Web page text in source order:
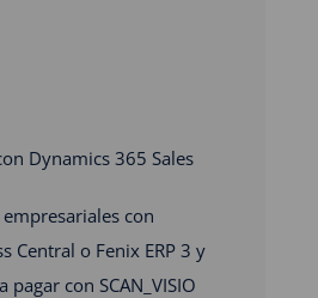
Dynamics 365 Sales
con
Central o Fenix ERP 3 y
con SCAN_VISIO